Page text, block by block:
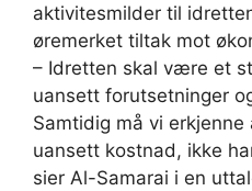
aktivitesmilder til
øremerket tiltak mot
– Idretten skal være et
uansett forutsetninger
Samtidig må vi
uansett kostnad, ikke
sier Al-Samarai i en